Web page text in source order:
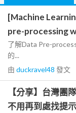
[Machine
pre-processing
了解Data Pre-
的...
由 duckravel48 發文
【分享】台灣團
不用再到處找提